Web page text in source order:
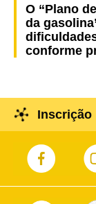
O “Plano
da
conforme
Inscrição